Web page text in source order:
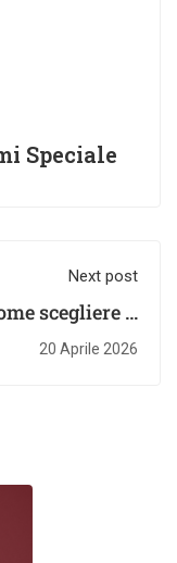
Speciale
Next post
scegliere il
corso data
online
20 Aprile 2026